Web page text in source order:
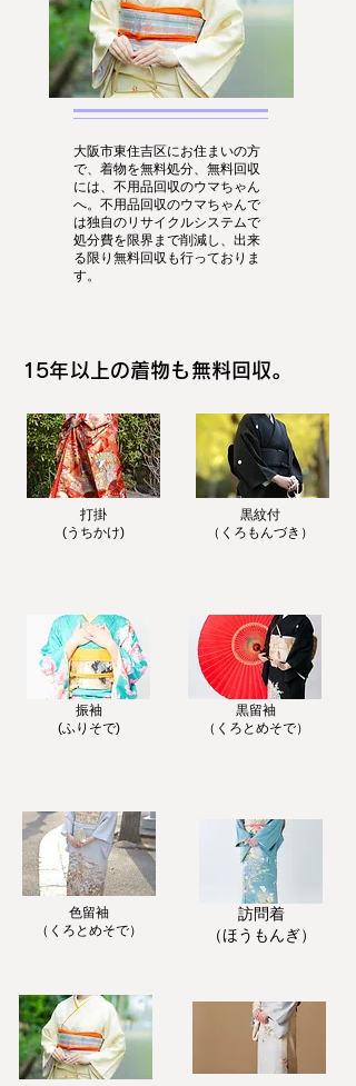
大阪市東住吉区にお住まいの方
で、着物を無料処分、無料回収
には、不用品回収のウマちゃん
へ。不用品回収のウマちゃんで
は独自のリサイクルシステムで
処分費を限界まで削減し、出来
る限り無料回収も行っておりま
す。
15年以上の着物も無料回収。
​打掛
(うちかけ)
黒紋付
（くろもんづき）
​振袖
(ふりそで)
黒留袖
​（くろとめそで）
色留袖
​（くろとめそで）
訪問着
​（ほうもんぎ）